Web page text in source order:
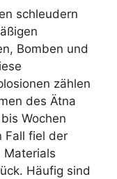
schleudern
Bomben und
zählen
des Ätna
Wochen
Fall fiel der
Materials
Häufig sind